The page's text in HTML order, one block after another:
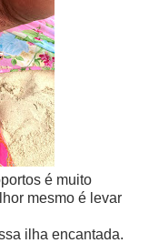
é muito
mesmo é levar
ilha encantada.